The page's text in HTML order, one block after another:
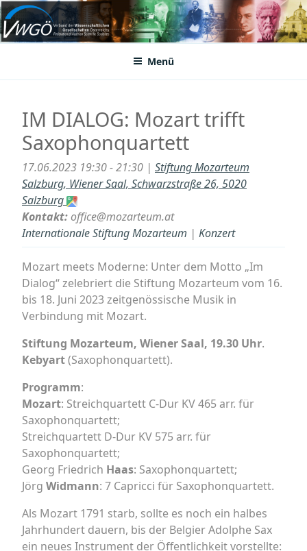
Zum
Inhalt
springenVWGÖ
Federation of Austrian Scientific Societies
Menü
IM DIALOG: Mozart trifft
Saxophonquartett
17.06.2023 19:30 - 21:30 | Stiftung Mozarteum
Salzburg, Wiener Saal, Schwarzstraße 26, 5020
Salzburg
Kontakt:office@mozarteum.at
Internationale Stiftung Mozarteum | Konzert
Mozart meets Moderne: Unter dem Motto „Im
Dialog“ zelebriert die Stiftung Mozarteum vom 16.
bis 18. Juni 2023 zeitgenössische Musik in
Verbindung mit Mozart.
Stiftung Mozarteum, Wiener Saal, 19.30 Uhr.
Kebyart(Saxophonquartett).
Programm:
Mozart: Streichquartett C-Dur KV 465 arr. für
Saxophonquartett;
Streichquartett D-Dur KV 575 arr. für
Saxophonquartett;
Georg Friedrich Haas: Saxophonquartett;
Jörg Widmann: 7 Capricci für Saxophonquartett.
Als Mozart 1791 starb, sollte es noch ein halbes
Jahrhundert dauern, bis der Belgier Adolphe Sax
ein neues Instrument der Öffentlichkeit vorstellte: